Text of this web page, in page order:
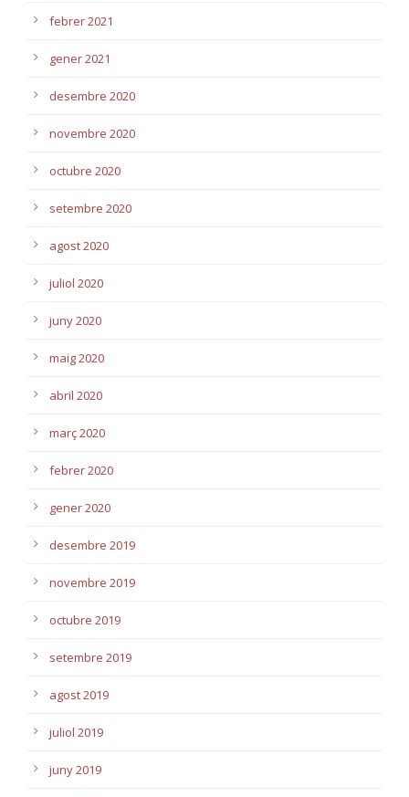
febrer 2021
gener 2021
desembre 2020
novembre 2020
octubre 2020
setembre 2020
agost 2020
juliol 2020
juny 2020
maig 2020
abril 2020
març 2020
febrer 2020
gener 2020
desembre 2019
novembre 2019
octubre 2019
setembre 2019
agost 2019
juliol 2019
juny 2019